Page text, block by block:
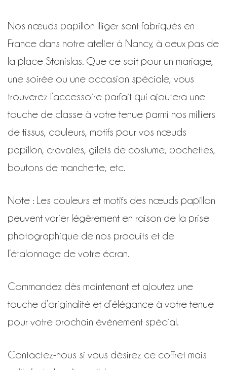
Nos nœuds papillon Illiger sont fabriqués en
France dans notre atelier à Nancy, à deux pas de
la place Stanislas. Que ce soit pour un mariage,
une soirée ou une occasion spéciale, vous
trouverez l’accessoire parfait qui ajoutera une
touche de classe à votre tenue parmi nos milliers
de tissus, couleurs, motifs pour vos nœuds
papillon, cravates, gilets de costume, pochettes,
boutons de manchette, etc.
Note : Les couleurs et motifs des nœuds papillon
peuvent varier légèrement en raison de la prise
photographique de nos produits et de
l’étalonnage de votre écran.
Commandez dès maintenant et ajoutez une
touche d’originalité et d’élégance à votre tenue
pour votre prochain événement spécial.
Contactez-nous si vous désirez ce coffret mais